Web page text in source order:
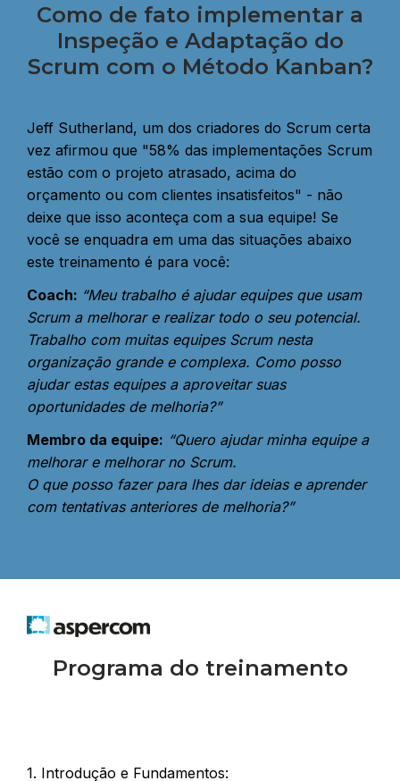
Como de fato implementar a
Inspeção e Adaptação do
Scrum com o Método Kanban?
Jeff Sutherland, um dos criadores do Scrum certa
vez afirmou que "58% das implementações Scrum
estão com o projeto atrasado, acima do
orçamento ou com clientes insatisfeitos" - não
deixe que isso aconteça com a sua equipe! Se
você se enquadra em uma das situações abaixo
este treinamento é para você:
Coach: “Meu trabalho é ajudar equipes que usam
Scrum a melhorar e realizar todo o seu potencial.
Trabalho com muitas equipes Scrum nesta
organização grande e complexa. Como posso
ajudar estas equipes a aproveitar suas
oportunidades de melhoria?”
Membro da equipe: “Quero ajudar minha equipe a
melhorar e melhorar no Scrum.
O que posso fazer para lhes dar ideias e aprender
com tentativas anteriores de melhoria?”
Programa do treinamento
1. Introdução e Fundamentos: